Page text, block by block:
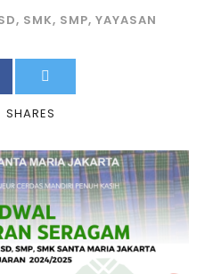
, SMK, SMP, YAYASAN
SHARES